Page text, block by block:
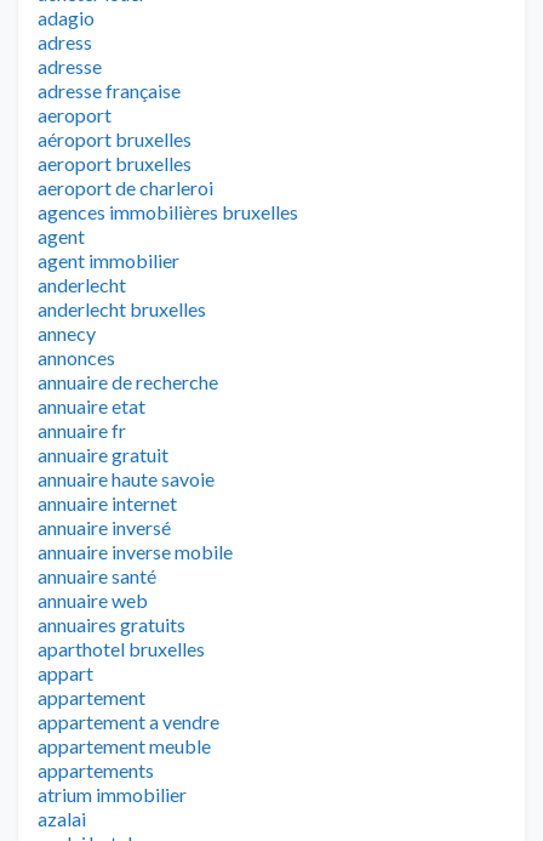
adagio
adress
adresse
adresse française
aeroport
aéroport bruxelles
aeroport bruxelles
aeroport de charleroi
agences immobilières bruxelles
agent
agent immobilier
anderlecht
anderlecht bruxelles
annecy
annonces
annuaire de recherche
annuaire etat
annuaire fr
annuaire gratuit
annuaire haute savoie
annuaire internet
annuaire inversé
annuaire inverse mobile
annuaire santé
annuaire web
annuaires gratuits
aparthotel bruxelles
appart
appartement
appartement a vendre
appartement meuble
appartements
atrium immobilier
azalai